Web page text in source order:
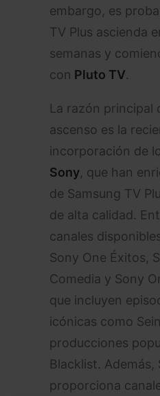
embargo, es
TV Plus ascienda
semanas y
con Pluto TV.
La razón principal
ascenso es la
incorporación de
Sony, que han
de Samsung TV
de alta calidad.
canales
Sony One Éxitos,
Comedia y Sony
que incluyen
icónicas como
producciones
Blacklist. Además,
proporciona